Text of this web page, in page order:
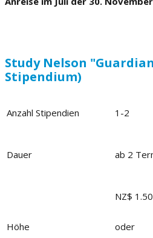
Study Nelson
Stipendium)
Anzahl Stipendien 1-2
Dauer ab 2
Höhe
NZ$
oder